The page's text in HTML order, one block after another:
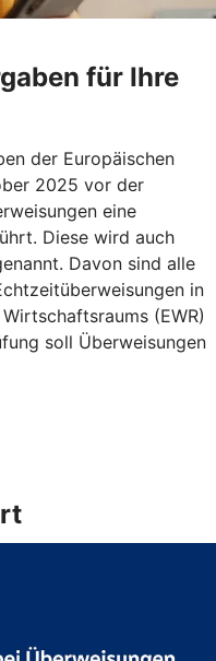
für Ihre
der Europäischen
2025 vor der
eine
Diese wird auch
Davon sind alle
in
(EWR)
soll Überweisungen